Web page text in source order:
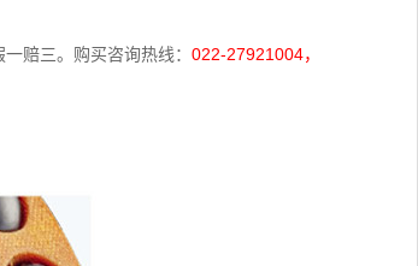
赔三。购买咨询热线：022-27921004，